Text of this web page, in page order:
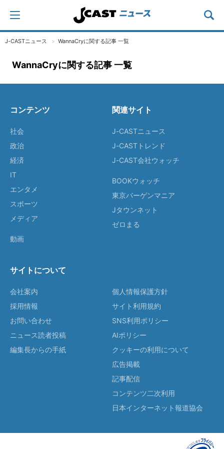
J-CASTニュース WannaCryに関する記事 一覧
WannaCryに関する記事 一覧
コンテンツ
社会
政治
経済
IT
エンタメ
スポーツ
メディア
動画
関連サイト
J-CASTニュース
J-CASTトレンド
J-CAST会社ウォッチ
BOOKウォッチ
東京バーゲンマニア
Jタウンネット
ゼロまる
サイトについて
会社案内
採用情報
お問い合わせ
ニュース読者投稿
編集長からの手紙
個人情報保護方針
サイト利用規約
SNS利用ポリシー
AIポリシー
クッキーの利用について
広告掲載
記事配信
コンテンツ二次利用
日本インターネット報道協会